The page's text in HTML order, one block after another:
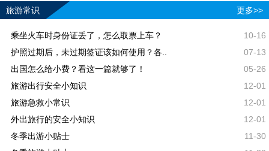
旅游常识 更多>>
乘坐火车时身份证丢了，怎么取票上车？
10-16
护照过期后，未过期签证该如何使用？各..
07-13
出国怎么给小费？看这一篇就够了！
05-26
旅游出行安全小知识
12-01
旅游急救小常识
12-01
外出旅行的安全小知识
12-01
冬季出游小贴士
11-30